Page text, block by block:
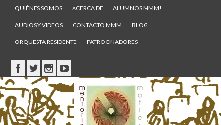
QUIÉNES SOMOS ACERCA DE ALUMNOS MMM!
AUDIOS Y VIDEOS CONTACTO MMM BLOG
ORQUESTA RESIDENTE PATROCINADORES